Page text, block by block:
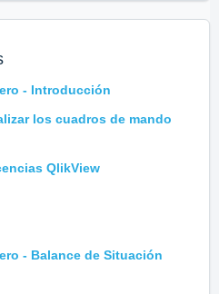
- Introducción
los cuadros de mando
QlikView
- Balance de Situación